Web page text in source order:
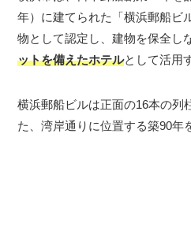
年）に建てられた「横浜郵船ビ
物として認定し、建物を保全し
ットを備えたホテルとして活用
横浜郵船ビルは正面の16本の列
た、湾岸通りに位置する築90年